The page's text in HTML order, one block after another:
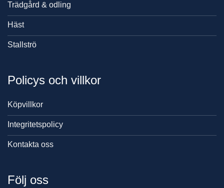
Trädgård & odling
Häst
Stallströ
Policys och villkor
Köpvillkor
Integritetspolicy
Kontakta oss
Följ oss